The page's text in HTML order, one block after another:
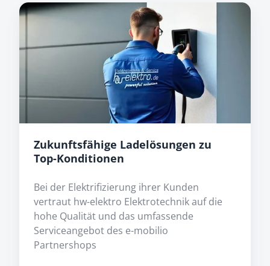
Zukunftsfähige
Ladelösungen
Top-
Zukunftsfähige Ladelösungen zu
Top-Konditionen
Bei der Elektrifizierung ihrer Kunden
vertraut hw-elektro Elektrotechnik auf die
hohe Qualität und das umfassende
Serviceangebot des e-mobilio
Partnershops